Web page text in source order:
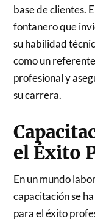
base de clientes.
fontanero que
su habilidad
como un
profesional y
su carrera.
el Éxito
En un mundo
capacitación se
para el éxito